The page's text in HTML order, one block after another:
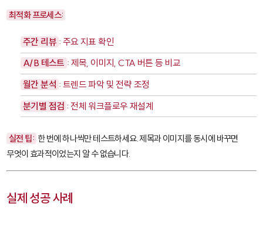
최적화 프로세스:
주간 리뷰 : 주요 지표 확인
A/B 테스트 : 제목, 이미지, CTA 버튼 등 비교
월간 분석 : 트렌드 파악 및 전략 조정
분기별 점검 : 전체 워크플로우 재설계
실전 팁: 한 번에 하나씩만 테스트하세요. 제목과 이미지를 동시에 바꾸면
무엇이 효과적이었는지 알 수 없습니다.
실제 성공 사례